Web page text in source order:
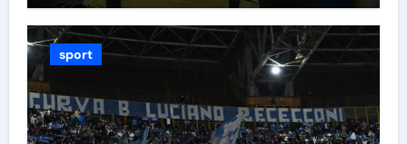
sport